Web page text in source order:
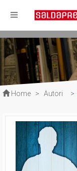
Home > Autori >